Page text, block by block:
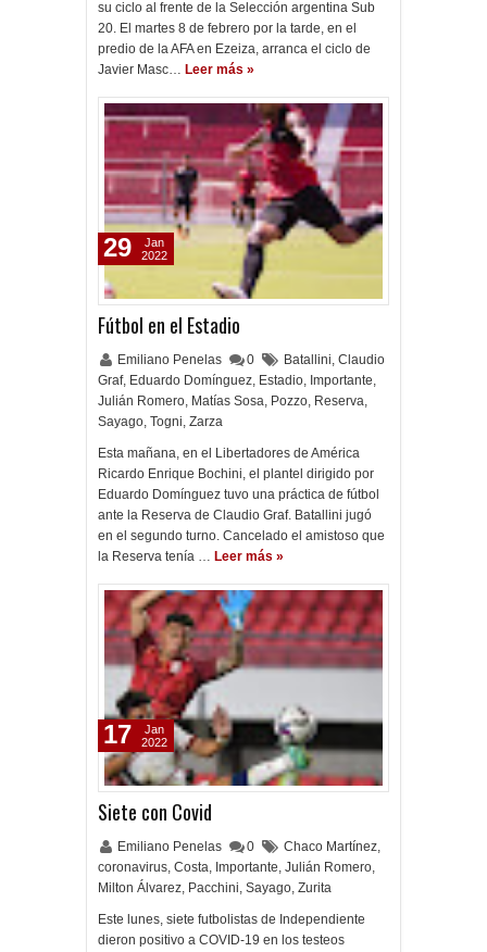
su ciclo al frente de la Selección argentina Sub
20. El martes 8 de febrero por la tarde, en el
predio de la AFA en Ezeiza, arranca el ciclo de
Javier Masc… Leer más »
Fútbol en el Estadio
Emiliano Penelas 0 Batallini, Claudio
Graf, Eduardo Domínguez, Estadio, Importante,
Julián Romero, Matías Sosa, Pozzo, Reserva,
Sayago, Togni, Zarza
Esta mañana, en el Libertadores de América
Ricardo Enrique Bochini, el plantel dirigido por
Eduardo Domínguez tuvo una práctica de fútbol
ante la Reserva de Claudio Graf. Batallini jugó
en el segundo turno. Cancelado el amistoso que
la Reserva tenía … Leer más »
29
Jan
2022
Siete con Covid
Emiliano Penelas 0 Chaco Martínez,
coronavirus, Costa, Importante, Julián Romero,
Milton Álvarez, Pacchini, Sayago, Zurita
Este lunes, siete futbolistas de Independiente
dieron positivo a COVID-19 en los testeos
17
Jan
2022